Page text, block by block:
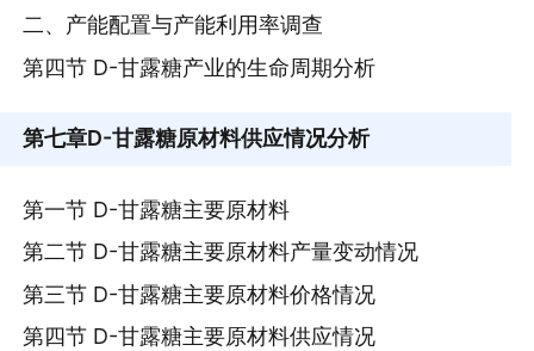
二、产能配置与产能利用率调查
第四节 D-甘露糖产业的生命周期分析
第七章D-甘露糖原材料供应情况分析
第一节 D-甘露糖主要原材料
第二节 D-甘露糖主要原材料产量变动情况
第三节 D-甘露糖主要原材料价格情况
第四节 D-甘露糖主要原材料供应情况